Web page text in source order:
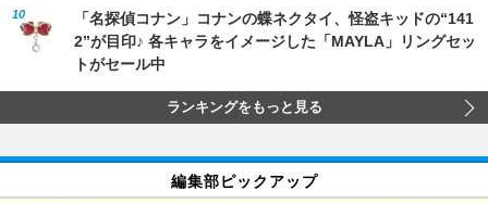
「名探偵コナン」コナンの蝶ネクタイ、怪盗キッドの“141
2”が目印♪ 各キャラをイメージした「MAYLA」リングセッ
トがセール中
ランキングをもっと見る
編集部ピックアップ